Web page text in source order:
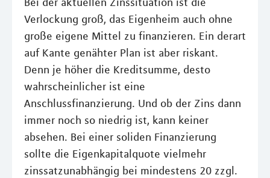
Verlockung groß, das Eigenheim auch ohne
große eigene Mittel zu finanzieren. Ein derart
auf Kante genähter Plan ist aber riskant.
Denn je höher die Kreditsumme, desto
wahrscheinlicher ist eine
Anschlussfinanzierung. Und ob der Zins dann
immer noch so niedrig ist, kann keiner
absehen. Bei einer soliden Finanzierung
sollte die Eigenkapitalquote vielmehr
zinssatzunabhängig bei mindestens 20 zzgl.